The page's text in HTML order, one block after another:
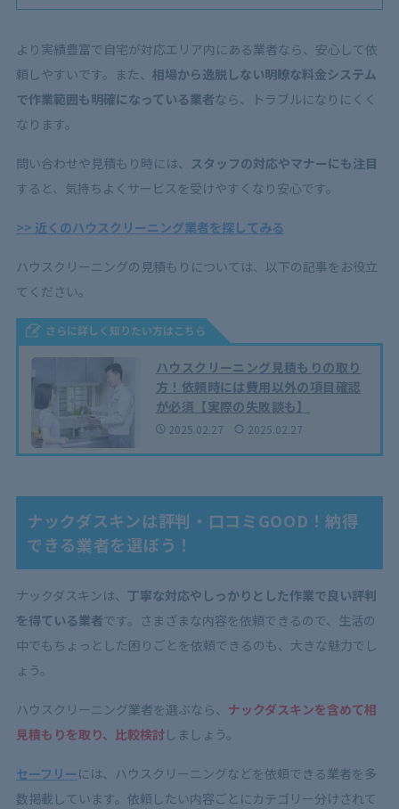
より実績豊富で自宅が対応エリア内にある業者なら、安心して依
頼しやすいです。また、 相場から逸脱しない明瞭な料金システム
で作業範囲も明確になっている業者なら、トラブルになりにくく
なります。
問い合わせや見積もり時には、 スタッフの対応やマナーにも注目
すると、気持ちよくサービスを受けやすくなり安心です。
>> 近くのハウスクリーニング業者を探してみる
ハウスクリーニングの見積もりについては、以下の記事をお役立
てください。
さらに詳しく知りたい方はこちら
ハウスクリーニング見積もりの取り
方！依頼時には費用以外の項目確認
が必須【実際の失敗談も】
2025.02.27 2025.02.27
ナックダスキンは評判・口コミGOOD！納得
できる業者を選ぼう！
ナックダスキンは、 丁寧な対応やしっかりとした作業で良い評判
を得ている業者です。さまざまな内容を依頼できるので、生活の
中でもちょっとした困りごとを依頼できるのも、大きな魅力でし
ょう。
ハウスクリーニング業者を選ぶなら、 ナックダスキンを含めて相
見積もりを取り、比較検討しましょう。
セーフリー には、ハウスクリーニングなどを依頼できる業者を多
数掲載しています。依頼したい内容ごとにカテゴリー分けされて